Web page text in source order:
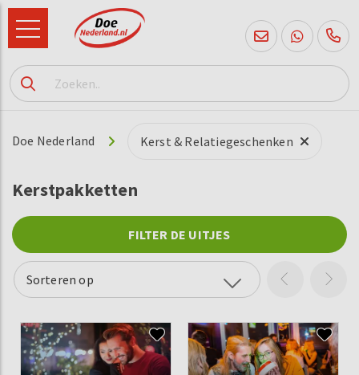
085
760
Doe Nederland Kerst & Relatiegeschenken
Kerstpakketten
FILTER DE UITJES
Sorteren op